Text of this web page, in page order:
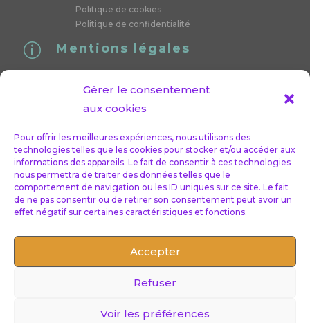
Gérer le consentement
aux cookies
Pour offrir les meilleures expériences, nous utilisons des
technologies telles que les cookies pour stocker et/ou accéder aux
informations des appareils. Le fait de consentir à ces technologies
nous permettra de traiter des données telles que le
comportement de navigation ou les ID uniques sur ce site. Le fait
de ne pas consentir ou de retirer son consentement peut avoir un
effet négatif sur certaines caractéristiques et fonctions.
Accepter
Refuser
Voir les préférences
Politique de cookies
Politique de confidentialité
p Mentions légales
SIRET : 89375824300024
médiation de la consommation. L’entité de médiation
retenue est : CNPM – MEDIATION DE LA
CONSOMMATION. En cas de litige, vous pouvez déposer
votre réclamation sur son site : https://cnpm- mediation-
consommation.eu ou par voie postale en écrivant à
la libération – 42400 Saint- Chamond »
Sandrine flandin © Copyright 2022 Tous droits réservés